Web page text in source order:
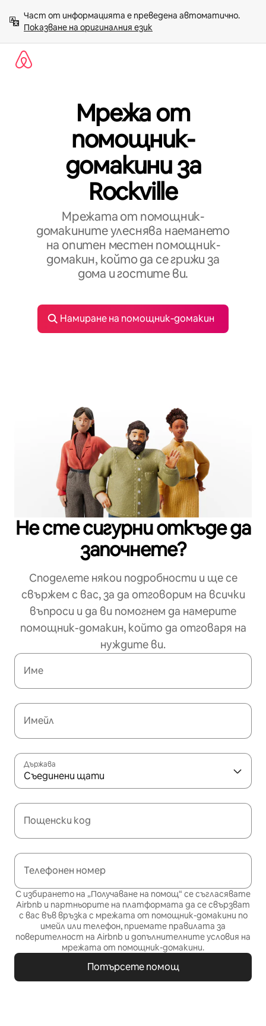
към
съдържанието
Показване на оригиналния език
Мрежа от
помощник-
домакини за
Rockville
Мрежата от помощник-
домакините улеснява наемането
на опитен местен помощник-
домакин, който да се грижи за
дома и гостите ви.
Намиране на помощник‑домакин
Не сте сигурни откъде да
започнете?
Споделете някои подробности и ще се
свържем с вас, за да отговорим на всички
въпроси и да ви помогнем да намерите
помощник-домакин, който да отговаря на
нуждите ви.
Име
Имейл
Държава
Съединени щати
Пощенски код
Телефонен номер
С избирането на „Получаване на помощ“ се съгласявате
Airbnb и партньорите на платформата да се свързват
с вас във връзка с мрежата от помощник-домакини по
имейл или телефон, приемате правилата за
поверителност на Airbnb и допълнителните условия на
мрежата от помощник-домакини.
Потърсете помощ